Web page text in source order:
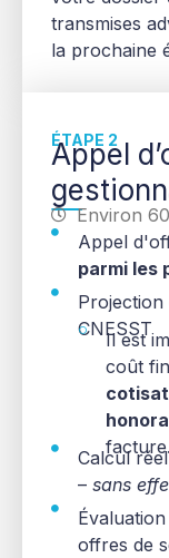
transmises
la prochaine
ÉTAPE 2
Appel
Environ
Appel
parmi les
CNESST
Il est
coût
facture.
Calcul
– sans
offres de